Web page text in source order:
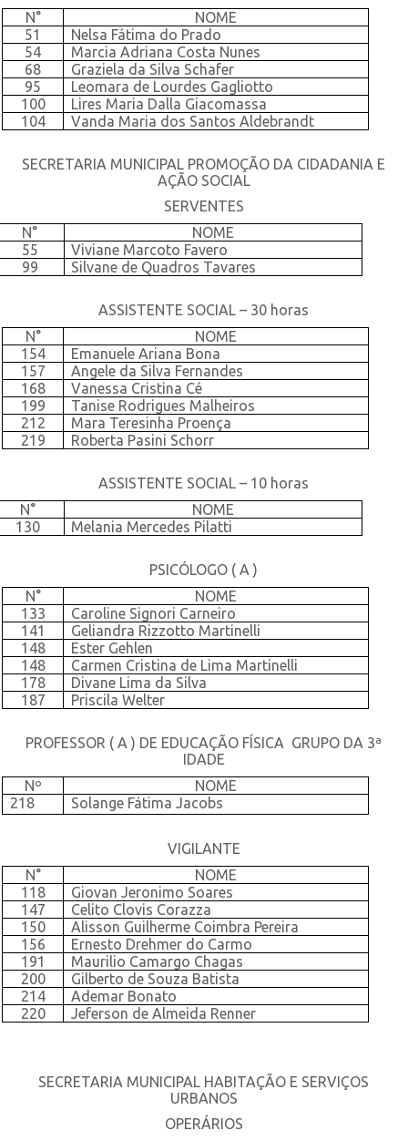
N°
NOME
51
Nelsa Fátima do Prado
54
Marcia Adriana Costa Nunes
68
Graziela da Silva Schafer
95
Leomara de Lourdes Gagliotto
100
Lires Maria Dalla Giacomassa
104
Vanda Maria dos Santos Aldebrandt
SECRETARIA MUNICIPAL PROMOÇÃO DA CIDADANIA E
AÇÃO SOCIAL
SERVENTES
N°
NOME
55
Viviane Marcoto Favero
99
Silvane de Quadros Tavares
ASSISTENTE SOCIAL – 30 horas
N°
NOME
154
Emanuele Ariana Bona
157
Angele da Silva Fernandes
168
Vanessa Cristina Cé
199
Tanise Rodrigues Malheiros
212
Mara Teresinha Proença
219
Roberta Pasini Schorr
ASSISTENTE SOCIAL – 10 horas
N°
NOME
130
Melania Mercedes Pilatti
PSICÓLOGO ( A )
N°
NOME
133
Caroline Signori Carneiro
141
Geliandra Rizzotto Martinelli
148
Ester Gehlen
148
Carmen Cristina de Lima Martinelli
178
Divane Lima da Silva
187
Priscila Welter
PROFESSOR ( A ) DE EDUCAÇÃO FÍSICA GRUPO DA 3ª
IDADE
Nº
NOME
218
Solange Fátima Jacobs
VIGILANTE
N°
NOME
118
Giovan Jeronimo Soares
147
Celito Clovis Corazza
150
Alisson Guilherme Coimbra Pereira
156
Ernesto Drehmer do Carmo
191
Maurilio Camargo Chagas
200
Gilberto de Souza Batista
214
Ademar Bonato
220
Jeferson de Almeida Renner
SECRETARIA MUNICIPAL HABITAÇÃO E SERVIÇOS
URBANOS
OPERÁRIOS